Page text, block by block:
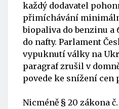
každý dodavatel
přimíchávání
biopaliva do benzinu a
do nafty. Parlament
vypuknutí války na
paragraf zrušil v
povede ke snížení cen
Nicméně § 20 zákona č.